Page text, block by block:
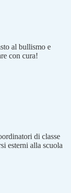
al bullismo e
con cura!
di classe
esterni alla scuola